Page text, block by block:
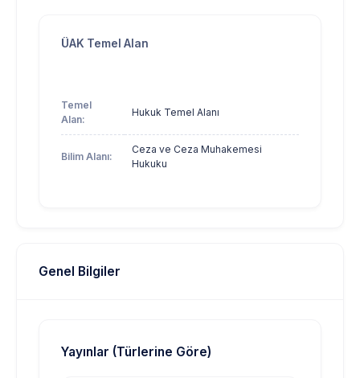
ÜAK Temel Alan
Temel
Alan:
Hukuk Temel Alanı
Bilim Alanı:
Ceza ve Ceza Muhakemesi
Hukuku
Genel Bilgiler
Yayınlar (Türlerine Göre)